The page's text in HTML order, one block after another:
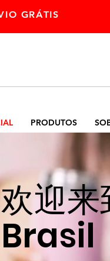
GRÁTIS
PRODUTOS
欢迎
Brasil